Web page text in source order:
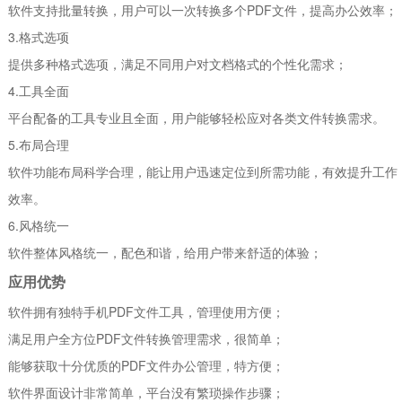
软件支持批量转换，用户可以一次转换多个PDF文件，提高办公效率；
3.格式选项
提供多种格式选项，满足不同用户对文档格式的个性化需求；
4.工具全面
平台配备的工具专业且全面，用户能够轻松应对各类文件转换需求。
5.布局合理
软件功能布局科学合理，能让用户迅速定位到所需功能，有效提升工作
效率。
6.风格统一
软件整体风格统一，配色和谐，给用户带来舒适的体验；
应用优势
软件拥有独特手机PDF文件工具，管理使用方便；
满足用户全方位PDF文件转换管理需求，很简单；
能够获取十分优质的PDF文件办公管理，特方便；
软件界面设计非常简单，平台没有繁琐操作步骤；